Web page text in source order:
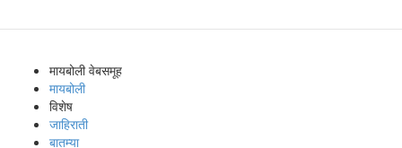
मायबोली वेबसमूह
मायबोली
विशेष
जाहिराती
बातम्या